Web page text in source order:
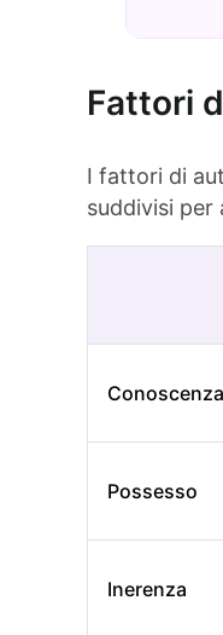
Fattori
I fattori di
suddivisi per
Conoscenza
Possesso
Inerenza